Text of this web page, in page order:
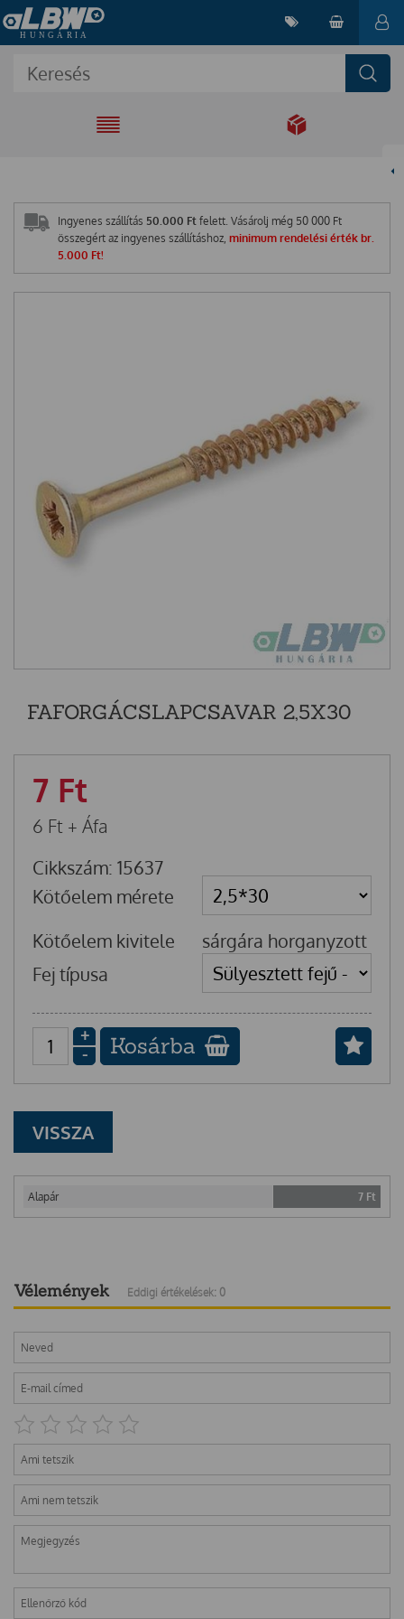
EGYÜTT A
Ingyenes szállítás 50.000 Ft felett. Vásárolj még 50 000 Ft
összegért az ingyenes szállításhoz, minimum rendelési érték br.
5.000 Ft!
FAFORGÁCSLAPCSAVAR 2,5X30
7 Ft
6 Ft + Áfa
Cikkszám: 15637
Kötőelem mérete
Kötőelem kivitele
sárgára horganyzott
Fej típusa
+
-
Kosárba
VISSZA
Alapár 7 Ft
Vélemények Eddigi értékelések: 0